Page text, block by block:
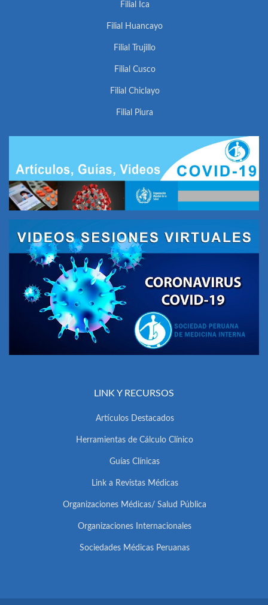
Filial Ica
Filial Huancayo
Filial Trujillo
Filial Cusco
Filial Chiclayo
Filial Piura
LINK Y RECURSOS
Artículos Destacados
Herramientas de Cálculo Clínico
Guías Clínicas
Link a Revistas Médicas
Organizaciones Médicas/ Salud Pública
Organizaciones Internacionales
Sociedades Médicas Peruanas